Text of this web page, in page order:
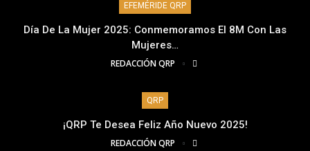
EFEMÉRIDE QRP
Día De La Mujer 2025: Conmemoramos El 8M Con Las
Mujeres…
REDACCIÓN QRP
QRP
¡QRP Te Desea Feliz Año Nuevo 2025!
REDACCIÓN QRP